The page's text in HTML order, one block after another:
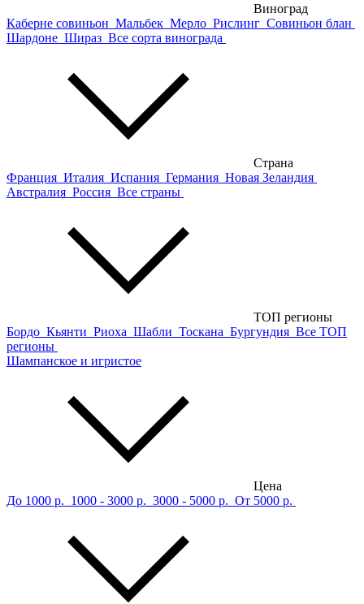
Виноград
Каберне совиньон Мальбек Мерло Рислинг Совиньон блан
Шардоне Шираз Все сорта винограда
Страна
Франция Италия Испания Германия Новая Зеландия
Австралия Россия Все страны
ТОП регионы
Бордо Кьянти Риоха Шабли Тоскана Бургундия Все ТОП
регионы
Шампанское и игристое
Цена
До 1000 р. 1000 - 3000 р. 3000 - 5000 р. От 5000 р.